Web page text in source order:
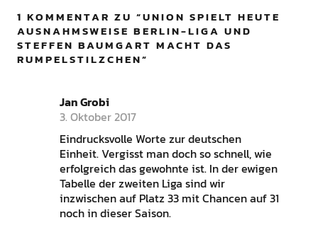
1 KOMMENTAR ZU “UNION SPIELT HEUTE
AUSNAHMSWEISE BERLIN-LIGA UND
STEFFEN BAUMGART MACHT DAS
RUMPELSTILZCHEN”
Jan Grobi
3. Oktober 2017
Eindrucksvolle Worte zur deutschen
Einheit. Vergisst man doch so schnell, wie
erfolgreich das gewohnte ist. In der ewigen
Tabelle der zweiten Liga sind wir
inzwischen auf Platz 33 mit Chancen auf 31
noch in dieser Saison.